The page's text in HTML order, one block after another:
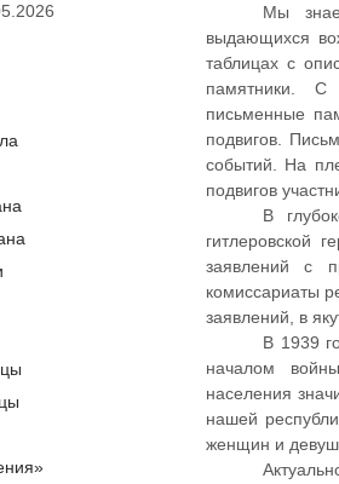
Мы
выдающихся
таблицах с
памятники. С
письменные
подвигов.
событий. На
подвигов
В
гитлеровской
заявлений с
комиссариаты
заявлений, в
В 1939
началом
населения
нашей
женщин и